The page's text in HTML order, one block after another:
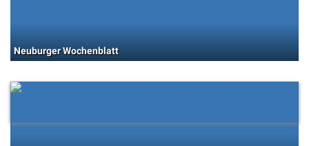
Neuburger Wochenblatt